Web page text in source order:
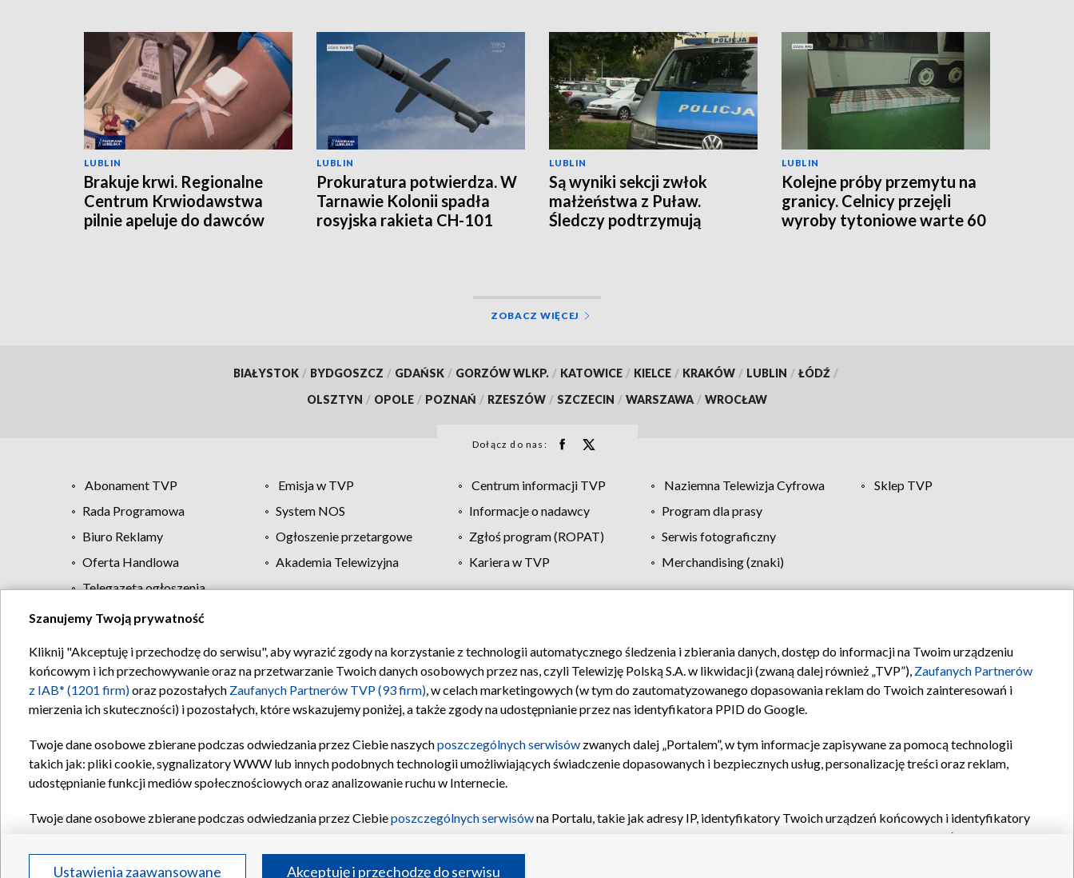
LUBLIN
Brakuje krwi. Regionalne
Centrum Krwiodawstwa
pilnie apeluje do dawców
LUBLIN
Prokuratura potwierdza. W
Tarnawie Kolonii spadła
rosyjska rakieta CH-101
LUBLIN
Są wyniki sekcji zwłok
małżeństwa z Puław.
Śledczy podtrzymują
LUBLIN
Kolejne próby przemytu na
granicy. Celnicy przejęli
wyroby tytoniowe warte 60
ZOBACZ WIĘCEJ
BIAŁYSTOK / BYDGOSZCZ / GDAŃSK / GORZÓW WLKP. / KATOWICE / KIELCE / KRAKÓW / LUBLIN / ŁÓDŹ /
OLSZTYN / OPOLE / POZNAŃ / RZESZÓW / SZCZECIN / WARSZAWA / WROCŁAW
Dołącz do nas:
Abonament TVP Emisja w TVP Centrum informacji TVP Naziemna Telewizja Cyfrowa
Sklep TVP
Rada Programowa
System NOS Informacje o nadawcy
Program dla prasy
Biuro Reklamy
Ogłoszenie przetargowe Zgłoś program (ROPAT)
Serwis fotograficzny
Oferta Handlowa
Akademia Telewizyjna Kariera w TVP
Merchandising (znaki)
Telegazeta ogłoszenia
Regulamin TVP Polityka prywatności Moje zgody Pomoc Biuro reklamy Kontakt
Szanujemy Twoją prywatność
Kliknij "Akceptuję i przechodzę do serwisu", aby wyrazić zgody na korzystanie z technologii automatycznego śledzenia i zbierania danych, dostęp do informacji na Twoim urządzeniu
końcowym i ich przechowywanie oraz na przetwarzanie Twoich danych osobowych przez nas, czyli Telewizję Polską S.A. w likwidacji (zwaną dalej również „TVP”), Zaufanych Partnerów
z IAB* (1201 firm)oraz pozostałych Zaufanych Partnerów TVP (93 firm), w celach marketingowych (w tym do zautomatyzowanego dopasowania reklam do Twoich zainteresowań i
mierzenia ich skuteczności) i pozostałych, które wskazujemy poniżej, a także zgody na udostępnianie przez nas identyfikatora PPID do Google.
Twoje dane osobowe zbierane podczas odwiedzania przez Ciebie naszychposzczególnych serwisów zwanych dalej „Portalem”, w tym informacje zapisywane za pomocą technologii
takich jak: pliki cookie, sygnalizatory WWW lub innych podobnych technologii umożliwiających świadczenie dopasowanych i bezpiecznych usług, personalizację treści oraz reklam,
udostępnianie funkcji mediów społecznościowych oraz analizowanie ruchu w Internecie.
Twoje dane osobowe zbierane podczas odwiedzania przez Ciebieposzczególnych serwisówna Portalu, takie jak adresy IP, identyfikatory Twoich urządzeń końcowych i identyfikatory
oraz pozostałych
Partnerów TVPdla realizacji następujących celów i funkcji: przechowywania informacji na urządzeniu lub dostęp do nich, wyboru podstawowych reklam, wyboru spersonalizowanych
Ustawienia zaawansowane Akceptuję i przechodzę do serwisu